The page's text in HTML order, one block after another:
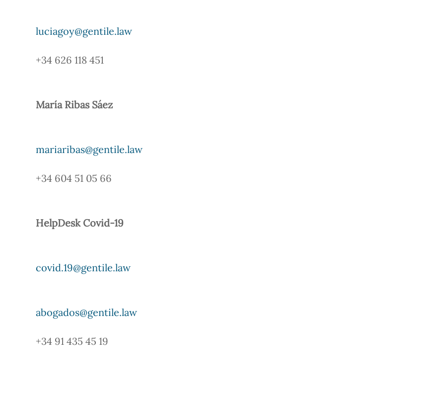
luciagoy@gentile.law
+34 626 118 451
María Ribas Sáez
mariaribas@gentile.law
+34 604 51 05 66
HelpDesk Covid-19
covid.19@gentile.law
abogados@gentile.law
+34 91 435 45 19